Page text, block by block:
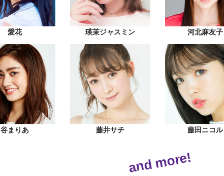
愛花 瑛茉ジャスミン 河北麻友子
谷まりあ 藤井サチ 藤田ニコル
and more!